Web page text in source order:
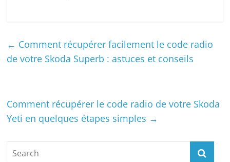
← Comment récupérer facilement le code radio
de votre Skoda Superb : astuces et conseils
Comment récupérer le code radio de votre Skoda
Yeti en quelques étapes simples →